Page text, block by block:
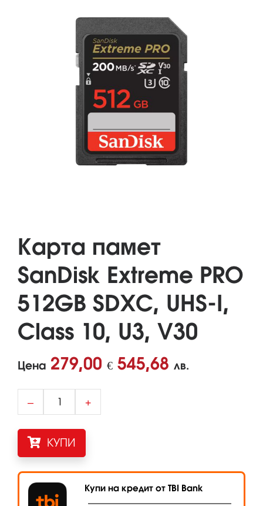
Карта памет
SanDisk Extreme PRO
512GB SDXC, UHS-I,
Class 10, U3, V30
Цена 279,00 € 545,68 лв.
– +
КУПИ
Купи на кредит от TBI Bank